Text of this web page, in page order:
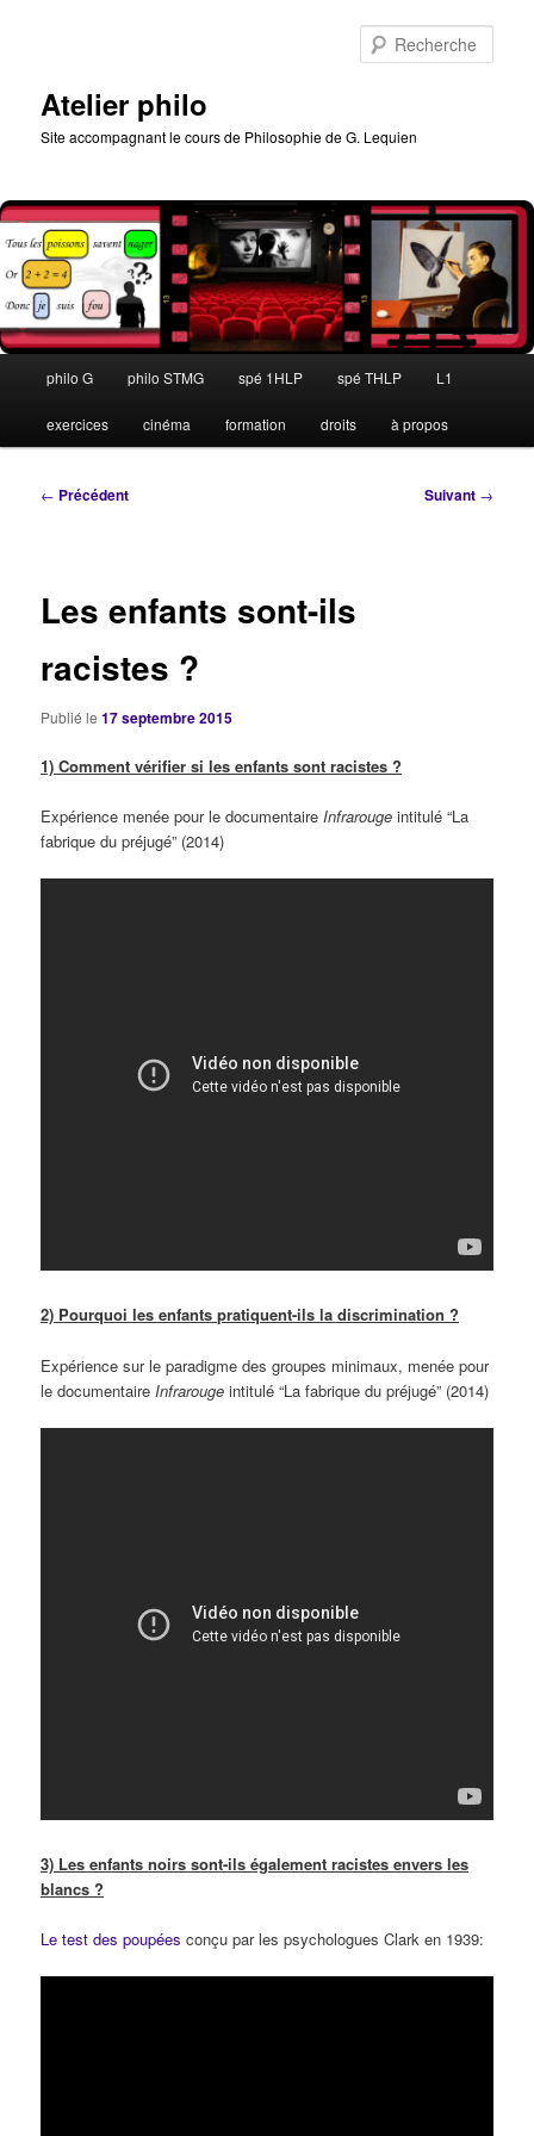
Atelier philo
Site accompagnant le cours de Philosophie de G. Lequien
principal
philo G philo STMG spé 1HLP spé THLP L1
exercices cinéma formation droits à propos
Navigation
← Précédent Suivant →
Les enfants sont-ils
racistes ?
Publié le17 septembre 2015
1) Comment vérifier si les enfants sont racistes ?
Expérience menée pour le documentaireInfrarouge intitulé “La
fabrique du préjugé” (2014)
2) Pourquoi les enfants pratiquent-ils la discrimination ?
Expérience sur le paradigme des groupes minimaux, menée pour
le documentaire Infrarouge intitulé “La fabrique du préjugé” (2014)
3) Les enfants noirs sont-ils également racistes envers les
blancs ?
Le test des poupées conçu par les psychologues Clark en 1939: